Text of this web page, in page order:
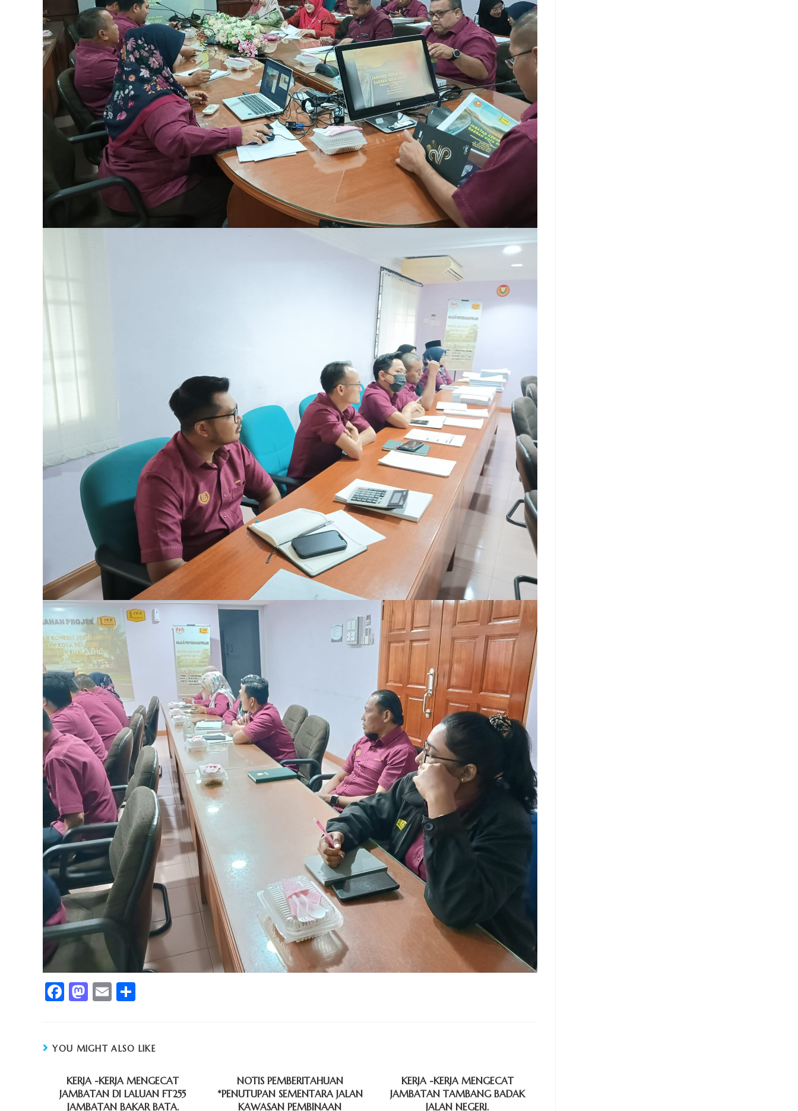
F
e
o
o
M
o
o
n
E
l
e
YOU MIGHT ALSO LIKE
KERJA -KERJA MENGECAT
JAMBATAN DI LALUAN FT255
JAMBATAN BAKAR BATA.
NOTIS PEMBERITAHUAN
*PENUTUPAN SEMENTARA JALAN
KAWASAN PEMBINAAN
KERJA -KERJA MENGECAT
JAMBATAN TAMBANG BADAK
JALAN NEGERI.